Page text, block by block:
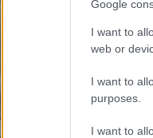
Google
I want to
web or
I want to
purposes.
I want to